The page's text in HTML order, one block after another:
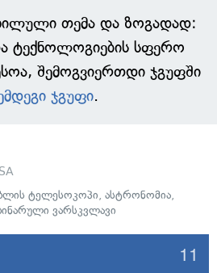
თემა და ზოგადად:
ტექნოლოგიების სფერო
შემოგვიერთდი ჯგუფში
ჯგუფი.
ტელესოკოპი, ასტრონომია,
ვარსკვლავი
11